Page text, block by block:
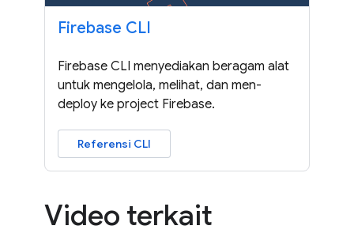
Firebase CLI
Firebase CLI menyediakan beragam alat
untuk mengelola, melihat, dan men-
deploy ke project Firebase.
Referensi CLI
Video terkait